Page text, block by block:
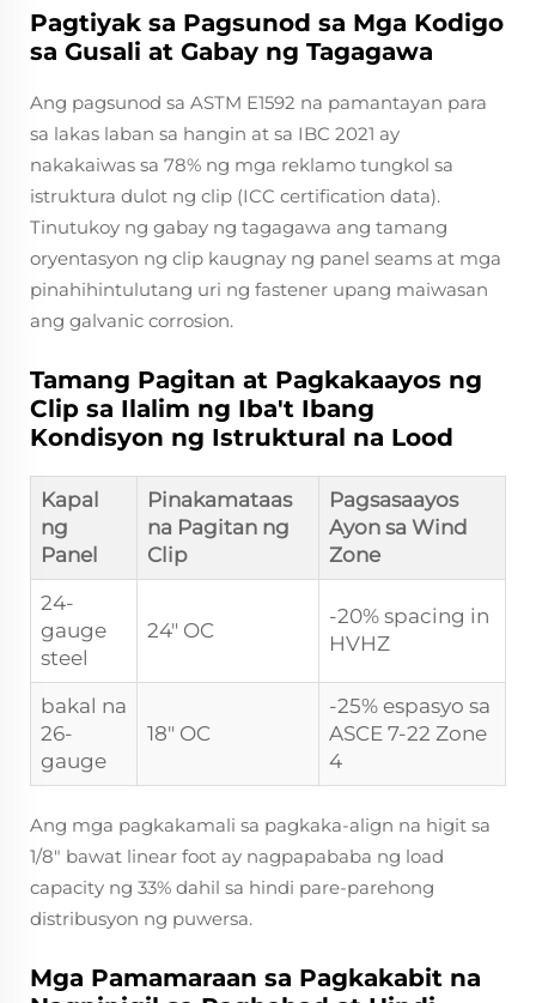
Pagtiyak sa Pagsunod sa Mga Kodigo
sa Gusali at Gabay ng Tagagawa
Ang pagsunod sa ASTM E1592 na pamantayan para
sa lakas laban sa hangin at sa IBC 2021 ay
nakakaiwas sa 78% ng mga reklamo tungkol sa
istruktura dulot ng clip (ICC certification data).
Tinutukoy ng gabay ng tagagawa ang tamang
oryentasyon ng clip kaugnay ng panel seams at mga
pinahihintulutang uri ng fastener upang maiwasan
ang galvanic corrosion.
Tamang Pagitan at Pagkakaayos ng
Clip sa Ilalim ng Iba't Ibang
Kondisyon ng Istruktural na Lood
Kapal
ng
Panel
Pinakamataas
na Pagitan ng
Clip
Pagsasaayos
Ayon sa Wind
Zone
24-
gauge
steel
24" OC
-20% spacing in
HVHZ
bakal na
26-
gauge
18" OC
-25% espasyo sa
ASCE 7-22 Zone
4
Ang mga pagkakamali sa pagkaka-align na higit sa
1/8" bawat linear foot ay nagpapababa ng load
capacity ng 33% dahil sa hindi pare-parehong
distribusyon ng puwersa.
Mga Pamamaraan sa Pagkakabit na